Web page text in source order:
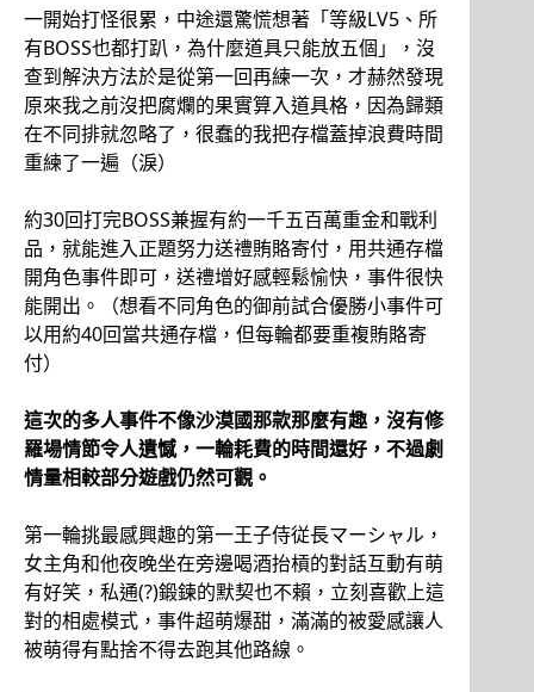
一開始打怪很累，中途還驚慌想著「等級LV5、所
有BOSS也都打趴，為什麼道具只能放五個」，沒
查到解決方法於是從第一回再練一次，才赫然發現
原來我之前沒把腐爛的果實算入道具格，因為歸類
在不同排就忽略了，很蠢的我把存檔蓋掉浪費時間
重練了一遍（淚）
約30回打完BOSS兼握有約一千五百萬重金和戰利
品，就能進入正題努力送禮賄賂寄付，用共通存檔
開角色事件即可，送禮增好感輕鬆愉快，事件很快
能開出。（想看不同角色的御前試合優勝小事件可
以用約40回當共通存檔，但每輪都要重複賄賂寄
付）
這次的多人事件不像沙漠國那款那麼有趣，沒有修
羅場情節令人遺憾，一輪耗費的時間還好，不過劇
情量相較部分遊戲仍然可觀。
第一輪挑最感興趣的第一王子侍従長マーシャル，
女主角和他夜晚坐在旁邊喝酒抬槓的對話互動有萌
有好笑，私通(?)鍛鍊的默契也不賴，立刻喜歡上這
對的相處模式，事件超萌爆甜，滿滿的被愛感讓人
被萌得有點捨不得去跑其他路線。